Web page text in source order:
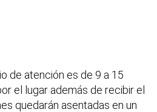
de atención es de 9 a 15
el lugar además de recibir el
quedarán asentadas en un